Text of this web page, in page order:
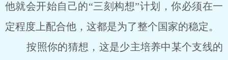
他就会开始自己的“三刻构想”计划，你必须在一
定程度上配合他，这都是为了整个国家的稳定。
按照你的猜想，这是少主培养中某个支线的